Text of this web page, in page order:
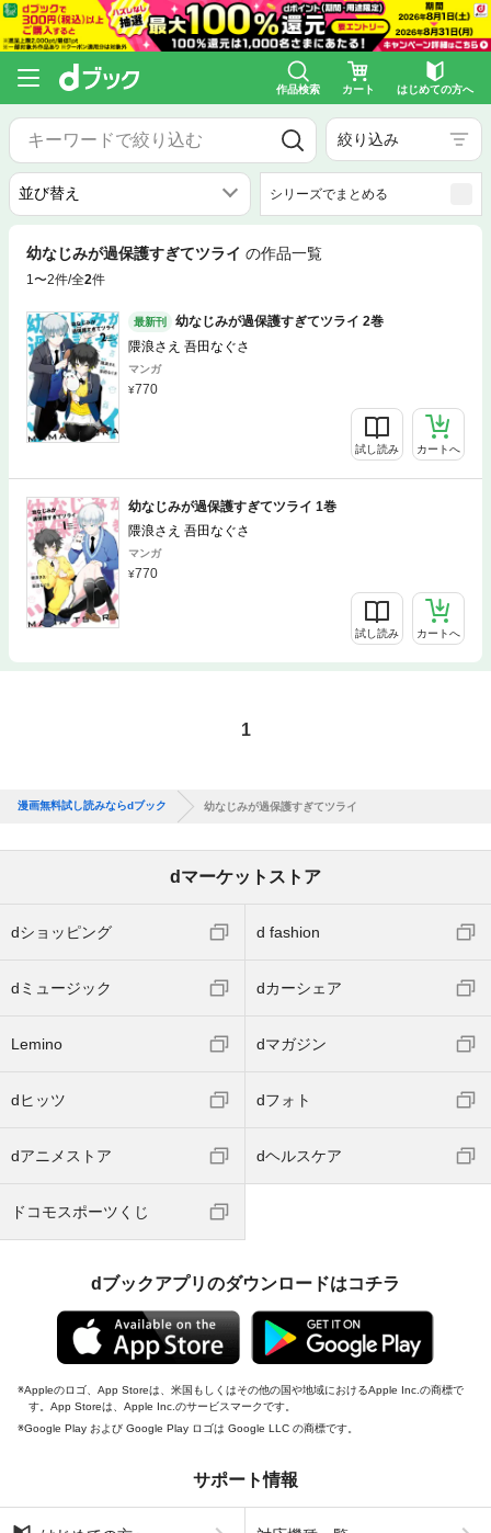
作品検索 カート はじめての方へ
絞り込み
シリーズでまとめる
幼なじみが過保護すぎてツライ の作品一覧
1〜2件/全2件
最新刊
幼なじみが過保護すぎてツライ 2巻
隈浪さえ 吾田なぐさ
マンガ
770
試し読み カートへ
幼なじみが過保護すぎてツライ 1巻
隈浪さえ 吾田なぐさ
マンガ
770
試し読み カートへ
1
漫画無料試し読みならdブック 幼なじみが過保護すぎてツライ
dマーケットストア
dショッピング d fashion
dミュージック dカーシェア
Lemino dマガジン
dヒッツ dフォト
dアニメストア dヘルスケア
ドコモスポーツくじ
dブックアプリのダウンロードはコチラ
Appleのロゴ、App Storeは、米国もしくはその他の国や地域におけるApple Inc.の商標で
す。App Storeは、Apple Inc.のサービスマークです。
Google Play および Google Play ロゴは Google LLC の商標です。
サポート情報